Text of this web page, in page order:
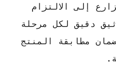
إلى الالتزام
دقيق لكل مرحلة
مطابقة المنتج